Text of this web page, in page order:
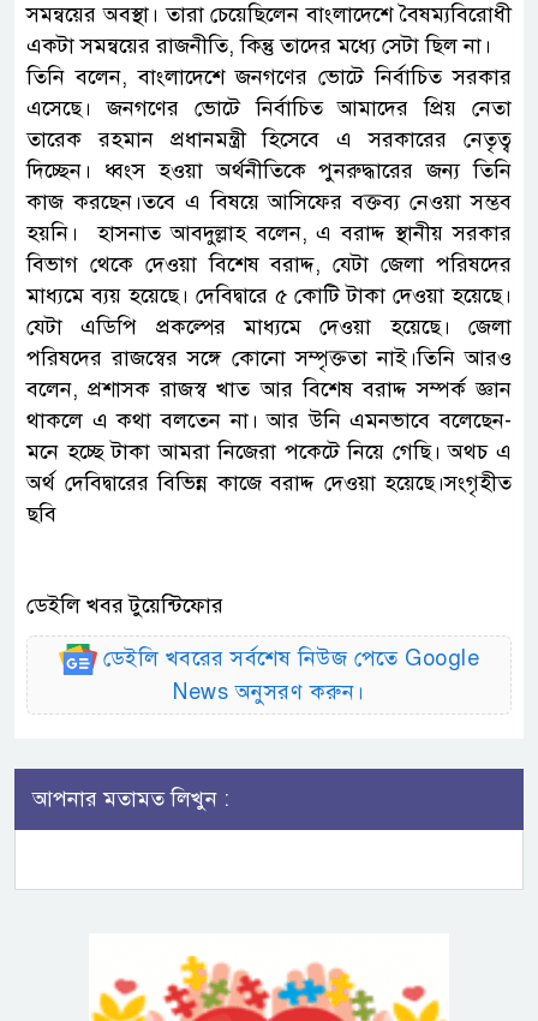
সমন্বয়ের অবস্থা। তারা চেয়েছিলেন বাংলাদেশে বৈষম্যবিরোধী
একটা সমন্বয়ের রাজনীতি, কিন্তু তাদের মধ্যে সেটা ছিল না।
তিনি বলেন, বাংলাদেশে জনগণের ভোটে নির্বাচিত সরকার
এসেছে। জনগণের ভোটে নির্বাচিত আমাদের প্রিয় নেতা
তারেক রহমান প্রধানমন্ত্রী হিসেবে এ সরকারের নেতৃত্ব
দিচ্ছেন। ধ্বংস হওয়া অর্থনীতিকে পুনরুদ্ধারের জন্য তিনি
কাজ করছেন।তবে এ বিষয়ে আসিফের বক্তব্য নেওয়া সম্ভব
হয়নি। হাসনাত আবদুল্লাহ বলেন, এ বরাদ্দ স্থানীয় সরকার
বিভাগ থেকে দেওয়া বিশেষ বরাদ্দ, যেটা জেলা পরিষদের
মাধ্যমে ব্যয় হয়েছে। দেবিদ্বারে ৫ কোটি টাকা দেওয়া হয়েছে।
যেটা এডিপি প্রকল্পের মাধ্যমে দেওয়া হয়েছে। জেলা
পরিষদের রাজস্বের সঙ্গে কোনো সম্পৃক্ততা নাই।তিনি আরও
বলেন, প্রশাসক রাজস্ব খাত আর বিশেষ বরাদ্দ সম্পর্ক জ্ঞান
থাকলে এ কথা বলতেন না। আর উনি এমনভাবে বলেছেন-
মনে হচ্ছে টাকা আমরা নিজেরা পকেটে নিয়ে গেছি। অথচ এ
অর্থ দেবিদ্বারের বিভিন্ন কাজে বরাদ্দ দেওয়া হয়েছে।সংগৃহীত
ছবি
ডেইলি খবর টুয়েন্টিফোর
ডেইলি খবরের সর্বশেষ নিউজ পেতে Google
News অনুসরণ করুন।
আপনার মতামত লিখুন :